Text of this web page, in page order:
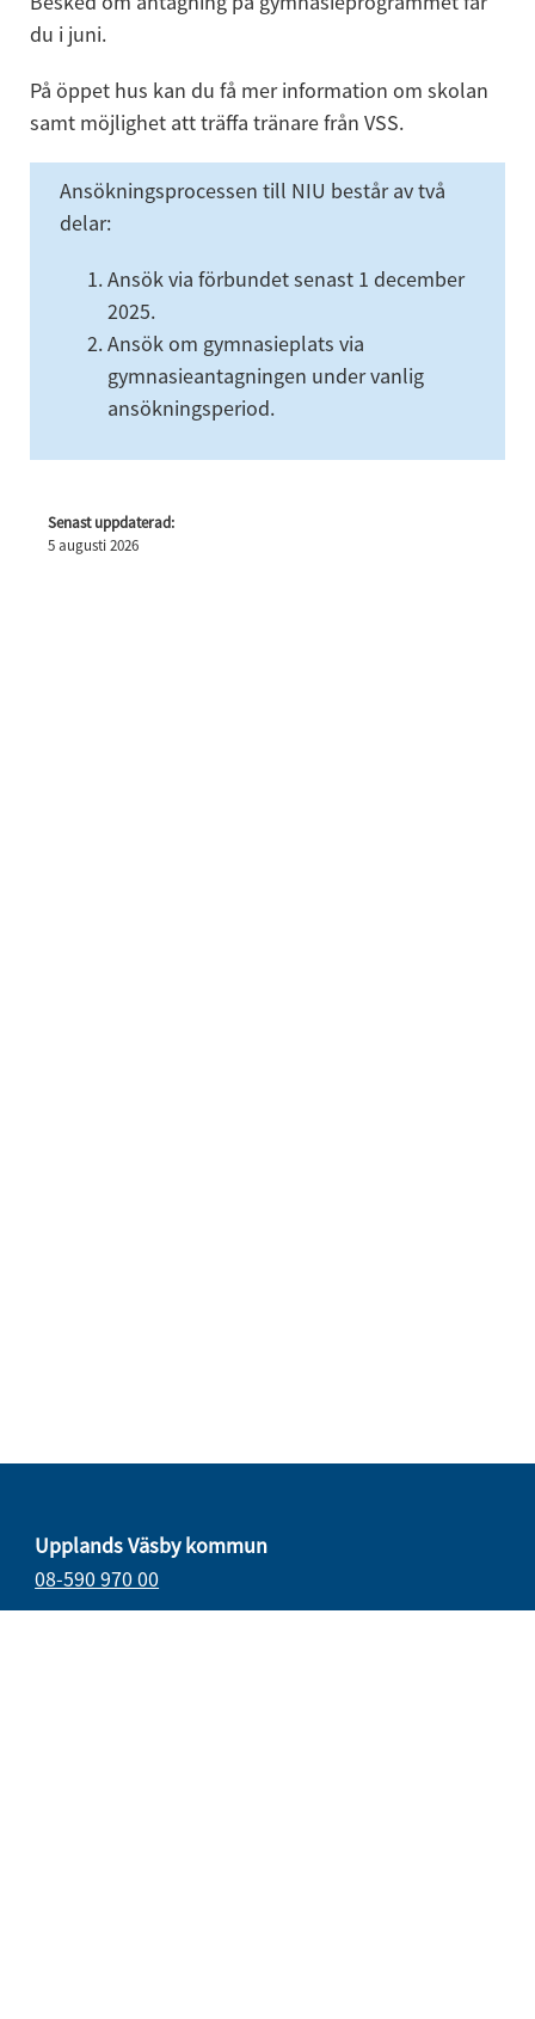
du i juni.
På öppet hus kan du få mer information om skolan
samt möjlighet att träffa tränare från VSS.
Ansökningsprocessen till NIU består av två
delar:
Ansök via förbundet senast 1 december
2025.
Ansök om gymnasieplats via
gymnasieantagningen under vanlig
ansökningsperiod.
Senast uppdaterad:
5 augusti 2026
Upplands Väsby kommun
08-590 970 00